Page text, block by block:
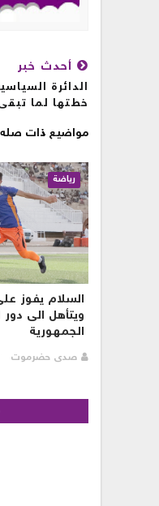
أحدث خبر
الدائرة
خطتها لما تبقى
مواضيع ذات صله
رياضة
السلام يفوز
الجمهورية
صدى حضرموت